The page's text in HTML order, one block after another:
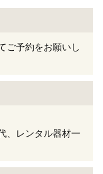
ご予約をお願いし
、レンタル器材一